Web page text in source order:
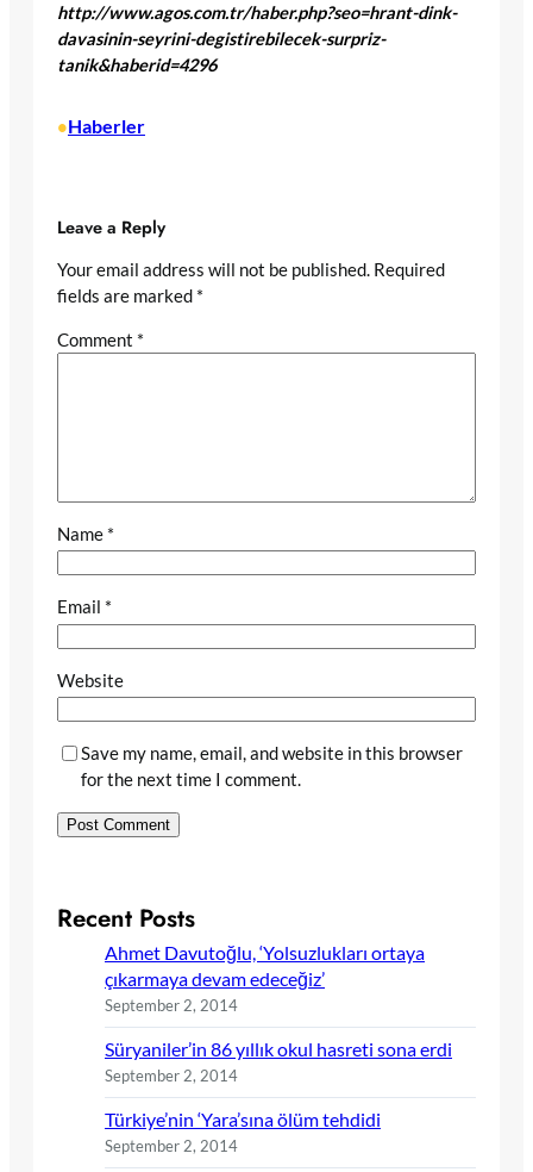
http://www.agos.com.tr/haber.php?seo=hrant-dink-
davasinin-seyrini-degistirebilecek-surpriz-
tanik&haberid=4296
•Haberler
Leave a Reply
Your email address will not be published. Required
fields are marked *
Comment *
Name *
Email *
Website
Save my name, email, and website in this browser
for the next time I comment.
Recent Posts
Ahmet Davutoğlu, ‘Yolsuzlukları ortaya
çıkarmaya devam edeceğiz’
September 2, 2014
Süryaniler’in 86 yıllık okul hasreti sona erdi
September 2, 2014
Türkiye’nin ‘Yara’sına ölüm tehdidi
September 2, 2014